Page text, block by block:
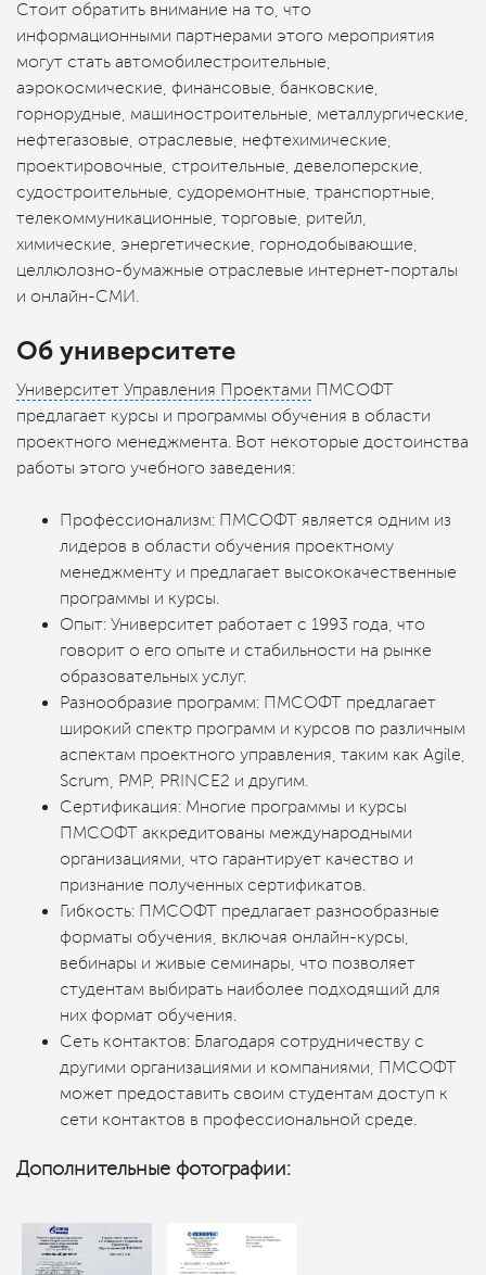
Стоит обратить внимание на то, что
информационными партнерами этого мероприятия
могут стать автомобилестроительные,
аэрокосмические, финансовые, банковские,
горнорудные, машиностроительные, металлургические,
нефтегазовые, отраслевые, нефтехимические,
проектировочные, строительные, девелоперские,
судостроительные, судоремонтные, транспортные,
телекоммуникационные, торговые, ритейл,
химические, энергетические, горнодобывающие,
целлюлозно-бумажные отраслевые интернет-порталы
и онлайн-СМИ.
Об университете
Университет Управления Проектами ПМСОФТ
предлагает курсы и программы обучения в области
проектного менеджмента. Вот некоторые достоинства
работы этого учебного заведения:
Профессионализм: ПМСОФТ является одним из
лидеров в области обучения проектному
менеджменту и предлагает высококачественные
программы и курсы.
Опыт: Университет работает с 1993 года, что
говорит о его опыте и стабильности на рынке
образовательных услуг.
Разнообразие программ: ПМСОФТ предлагает
широкий спектр программ и курсов по различным
аспектам проектного управления, таким как Agile,
Scrum, PMP, PRINCE2 и другим.
Сертификация: Многие программы и курсы
ПМСОФТ аккредитованы международными
организациями, что гарантирует качество и
признание полученных сертификатов.
Гибкость: ПМСОФТ предлагает разнообразные
форматы обучения, включая онлайн-курсы,
вебинары и живые семинары, что позволяет
студентам выбирать наиболее подходящий для
них формат обучения.
Сеть контактов: Благодаря сотрудничеству с
другими организациями и компаниями, ПМСОФТ
может предоставить своим студентам доступ к
сети контактов в профессиональной среде.
Дополнительные фотографии: